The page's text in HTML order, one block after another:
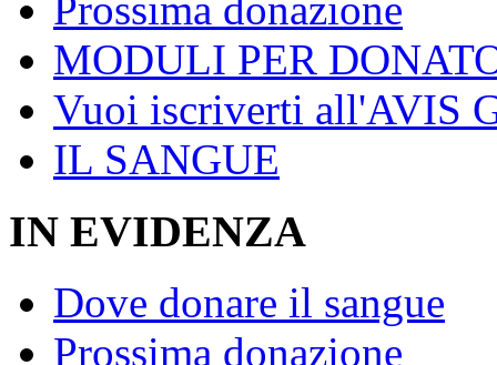
MODULI PER
Vuoi iscriverti all'AVIS
IL SANGUE
IN EVIDENZA
Dove donare il sangue
Prossima donazione